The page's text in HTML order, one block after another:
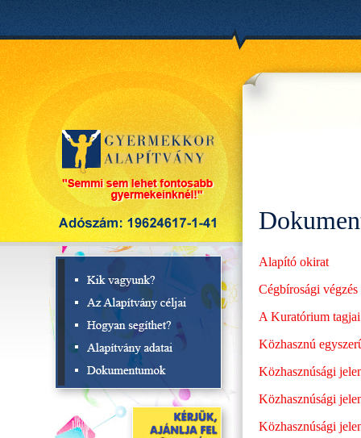
Alapító okirat
Cégbírosági végzés
A Kuratórium tagjai
Közhasznú
Közhasznúsági
Közhasznúsági
Közhasznúsági